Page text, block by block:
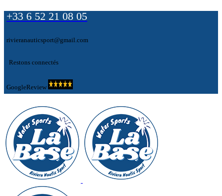
+33 6 52 21 08 05
rivieranauticsport@gmail.com
Restons connectés
GoogleReview